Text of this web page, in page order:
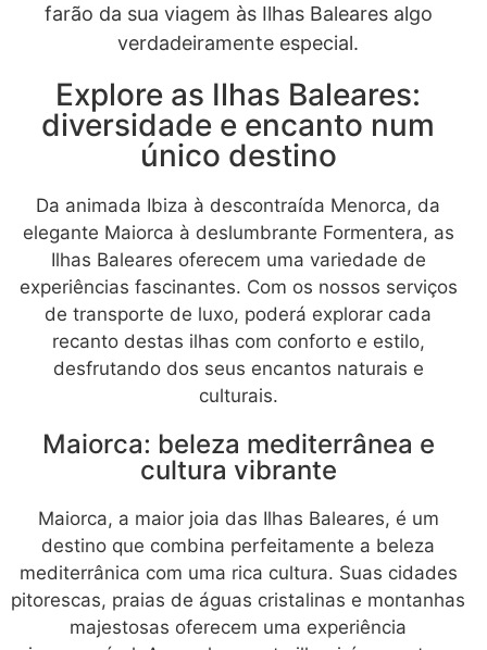
farão da sua viagem às Ilhas Baleares algo
verdadeiramente especial.
Explore as Ilhas Baleares:
diversidade e encanto num
único destino
Da animada Ibiza à descontraída Menorca, da
elegante Maiorca à deslumbrante Formentera, as
Ilhas Baleares oferecem uma variedade de
experiências fascinantes. Com os nossos serviços
de transporte de luxo, poderá explorar cada
recanto destas ilhas com conforto e estilo,
desfrutando dos seus encantos naturais e
culturais.
Maiorca: beleza mediterrânea e
cultura vibrante
Maiorca, a maior joia das Ilhas Baleares, é um
destino que combina perfeitamente a beleza
mediterrânica com uma rica cultura. Suas cidades
pitorescas, praias de águas cristalinas e montanhas
majestosas oferecem uma experiência